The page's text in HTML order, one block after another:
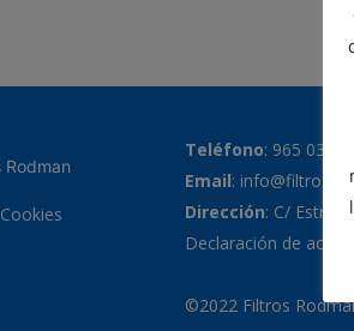
Cookies
Teléfono: 965 038
Email:
Dirección: C/
Declaración de
©2022 Filtros